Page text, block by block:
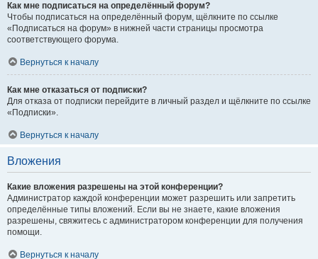
Как мне подписаться на определённый форум?
Чтобы подписаться на определённый форум, щёлкните по ссылке
«Подписаться на форум» в нижней части страницы просмотра
соответствующего форума.
Вернуться к началу
Как мне отказаться от подписки?
Для отказа от подписки перейдите в личный раздел и щёлкните по ссылке
«Подписки».
Вернуться к началу
Вложения
Какие вложения разрешены на этой конференции?
Администратор каждой конференции может разрешить или запретить
определённые типы вложений. Если вы не знаете, какие вложения
разрешены, свяжитесь с администратором конференции для получения
помощи.
Вернуться к началу